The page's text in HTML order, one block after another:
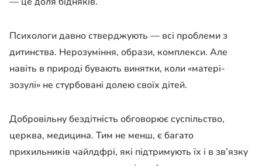
Психологи давно стверджують — всі проблеми з
дитинства. Нерозуміння, образи, комплекси. Але
навіть в природі бувають винятки, коли «матері-
зозулі» не стурбовані долею своїх дітей.
Добровільну бездітність обговорює суспільство,
церква, медицина. Тим не менш, є багато
прихильників чайлдфрі, які підтримують їх і в зв’язку